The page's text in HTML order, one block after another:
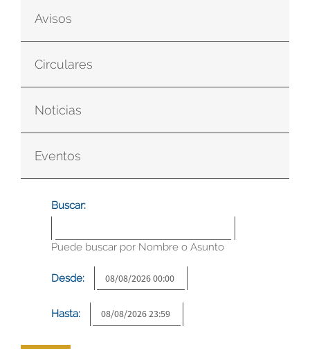
Avisos
Circulares
Noticias
Eventos
Buscar:
Puede buscar por Nombre o Asunto
Desde:
Hasta: